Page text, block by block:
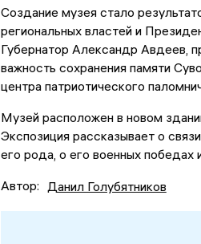
Создание музея стало
региональных властей и
Губернатор Александр Авдеев,
важность сохранения памяти
центра патриотического
Музей расположен в новом
Экспозиция рассказывает о
его рода, о его военных победах
Автор: Данил Голубятников